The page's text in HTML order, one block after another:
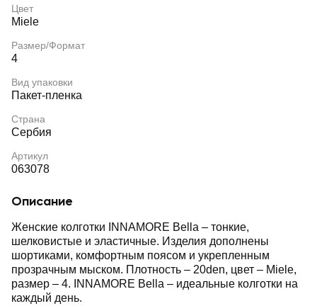
Цвет
Miele
Размер/Формат
4
Вид упаковки
Пакет-пленка
Страна
Сербия
Артикул
063078
Описание
Женские колготки INNAMORE Bella – тонкие,
шелковистые и эластичные. Изделия дополнены
шортиками, комфортным поясом и укрепленным
прозрачным мыском. Плотность – 20den, цвет – Miele,
размер – 4. INNAMORE Bella – идеальные колготки на
каждый день.